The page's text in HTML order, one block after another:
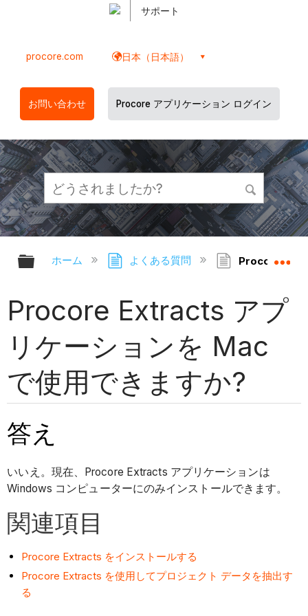
サポート
procore.com 日本（日本語）
お問い合わせ Procore アプリケーション ログイン
グローバル階層を展開/折りたたむ
ホーム よくある質問 Procore
Procore Extracts アプ
リケーションを Mac
で使用できますか?
答え
いいえ。現在、Procore Extracts アプリケーションは
Windows コンピューターにのみインストールできます。
関連項目
Procore Extracts をインストールする
Procore Extracts を使用してプロジェクト データを抽出す
る